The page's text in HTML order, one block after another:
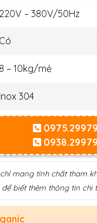
– 380V/50Hz
– 10kg/mẻ
304
mang tính chất tham
biết thêm thông tin chi